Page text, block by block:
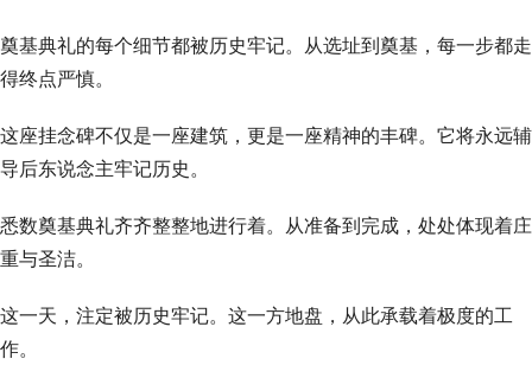
奠基典礼的每个细节都被历史牢记。从选址到奠基，每一步都走
得终点严慎。
这座挂念碑不仅是一座建筑，更是一座精神的丰碑。它将永远辅
导后东说念主牢记历史。
悉数奠基典礼齐齐整整地进行着。从准备到完成，处处体现着庄
重与圣洁。
这一天，注定被历史牢记。这一方地盘，从此承载着极度的工
作。